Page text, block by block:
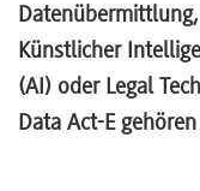
Künstlicher
(AI) oder Legal
Data Act-E